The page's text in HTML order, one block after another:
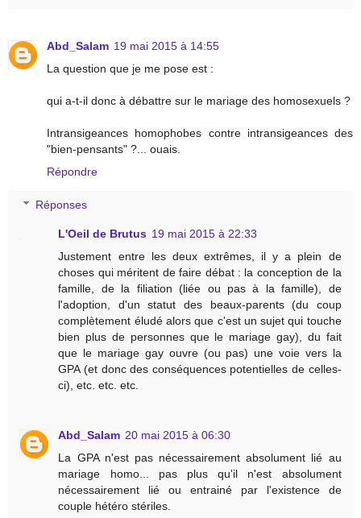
Abd_Salam 19 mai 2015 à 14:55
La question que je me pose est :
qui a-t-il donc à débattre sur le mariage des homosexuels ?
Intransigeances homophobes contre intransigeances des
"bien-pensants" ?... ouais.
Répondre
Réponses
L'Oeil de Brutus 19 mai 2015 à 22:33
Justement entre les deux extrêmes, il y a plein de
choses qui méritent de faire débat : la conception de la
famille, de la filiation (liée ou pas à la famille), de
l'adoption, d'un statut des beaux-parents (du coup
complètement éludé alors que c'est un sujet qui touche
bien plus de personnes que le mariage gay), du fait
que le mariage gay ouvre (ou pas) une voie vers la
GPA (et donc des conséquences potentielles de celles-
ci), etc. etc. etc.
Abd_Salam 20 mai 2015 à 06:30
La GPA n'est pas nécessairement absolument lié au
mariage homo... pas plus qu'il n'est absolument
nécessairement lié ou entrainé par l'existence de
couple hétéro stériles.